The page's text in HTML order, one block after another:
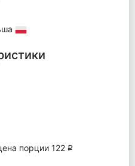
порции 122 q